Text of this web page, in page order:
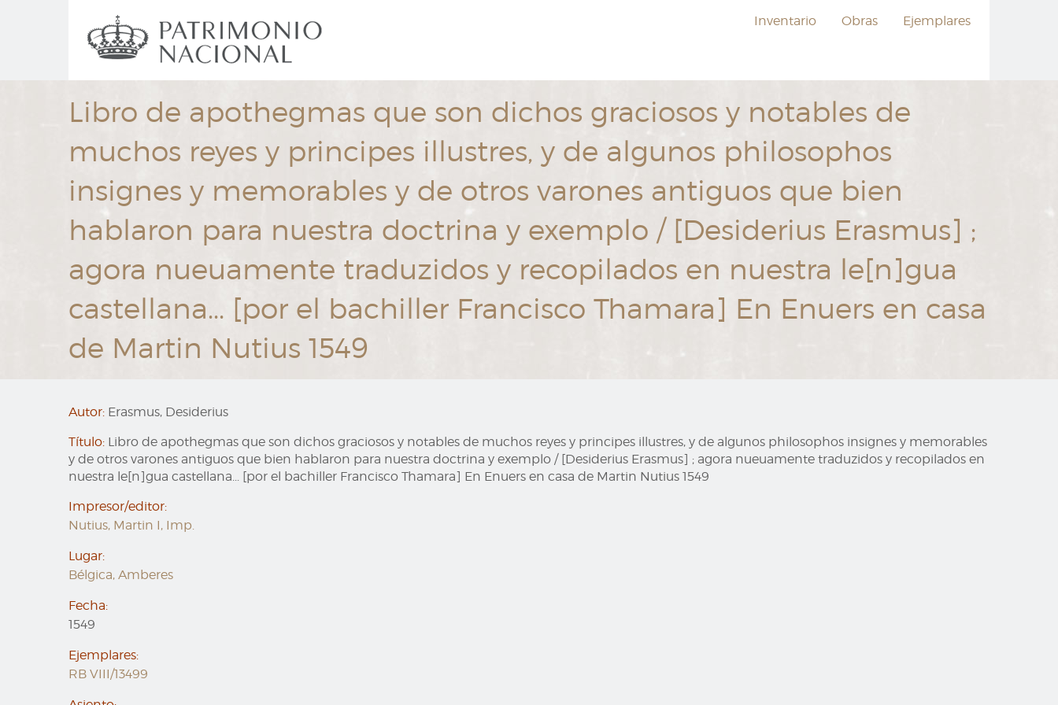
Navegación
principal
Inventario Obras Ejemplares
Libro de apothegmas que son dichos graciosos y notables de
muchos reyes y principes illustres, y de algunos philosophos
insignes y memorables y de otros varones antiguos que bien
hablaron para nuestra doctrina y exemplo / [Desiderius Erasmus] ;
agora nueuamente traduzidos y recopilados en nuestra le[n]gua
castellana... [por el bachiller Francisco Thamara] En Enuers en casa
de Martin Nutius 1549
Autor: Erasmus, Desiderius
Título: Libro de apothegmas que son dichos graciosos y notables de muchos reyes y principes illustres, y de algunos philosophos insignes y memorables
y de otros varones antiguos que bien hablaron para nuestra doctrina y exemplo / [Desiderius Erasmus] ; agora nueuamente traduzidos y recopilados en
nuestra le[n]gua castellana... [por el bachiller Francisco Thamara] En Enuers en casa de Martin Nutius 1549
Impresor/editor:
Nutius, Martin I, Imp.
Lugar:
Bélgica, Amberes
Fecha:
1549
Ejemplares:
RB VIII/13499